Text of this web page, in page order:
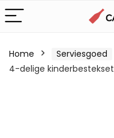
Home Serviesgoed
4-delige kinderbestekset